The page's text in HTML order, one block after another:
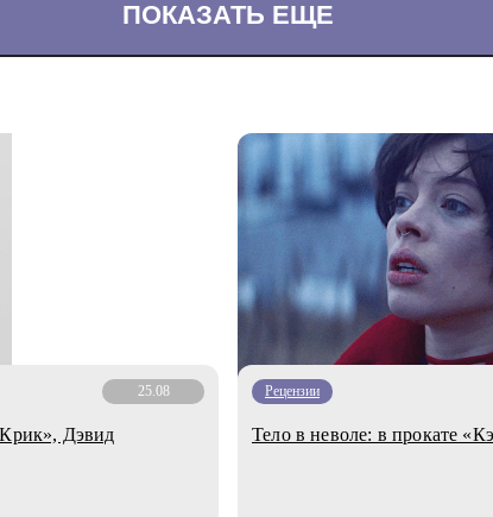
ПОКАЗАТЬ ЕЩЕ
25.08
Дэвид
Рецензии
Тело в неволе: в прокате